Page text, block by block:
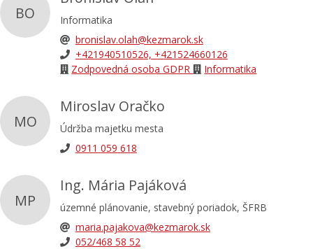
BO
Informatika
bronislav.olah@kezmarok.sk
+421940510526, +421524660126
Zodpovedná osoba GDPR
Informatika
MO
Miroslav Oračko
Údržba majetku mesta
0911 059 618
MP
Ing. Mária Pajáková
územné plánovanie, stavebný poriadok, ŠFRB
maria.pajakova@kezmarok.sk
052/468 58 52